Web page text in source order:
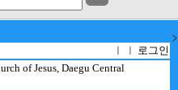
>
로그인
of Jesus, Daegu Central